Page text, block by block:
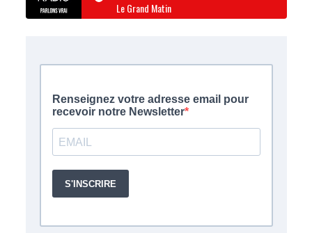
Le Grand Matin